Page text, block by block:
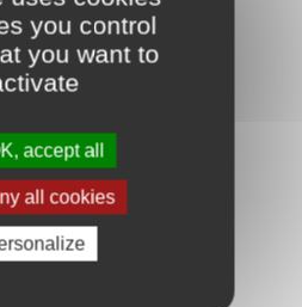
you control
you want to
accept all
all cookies